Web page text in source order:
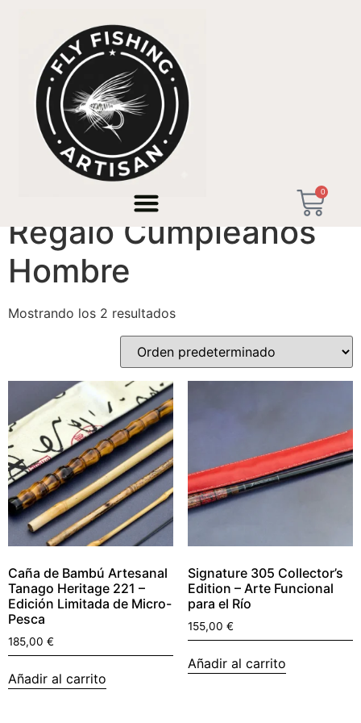
0
/ Productos etiquetados “Regalo Cumpleaños
Regalo Cumpleaños
Hombre
Mostrando los 2 resultados
Caña de Bambú Artesanal
Tanago Heritage 221 –
Edición Limitada de Micro-
Pesca
185,00 €
Añadir al carrito
Signature 305 Collector’s
Edition – Arte Funcional
para el Río
155,00 €
Añadir al carrito